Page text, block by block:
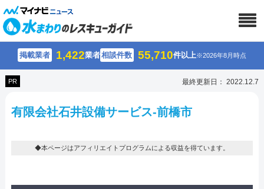
掲載業者 1,422業者相談件数 55,710件以上※2026年8月時点
PR 最終更新日： 2022.12.7
有限会社石井設備サービス-前橋市
◆本ページはアフィリエイトプログラムによる収益を得ています。